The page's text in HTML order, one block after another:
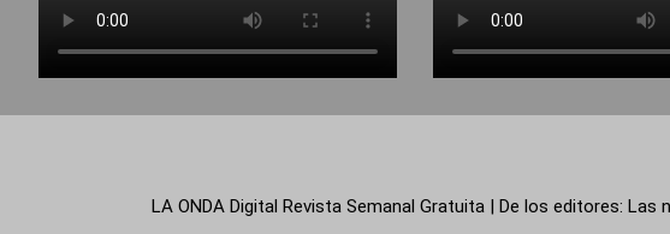
LA ONDA Digital Revista Semanal Gratuita | De los editores: